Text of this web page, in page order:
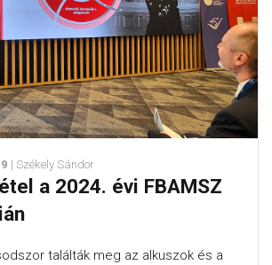
| Székely Sándor
a 2024. évi FBAMSZ
találták meg az alkuszok és a